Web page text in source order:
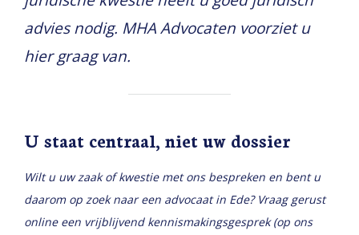
advies nodig. MHA Advocaten voorziet u
hier graag van.
U staat centraal, niet uw dossier
Wilt u uw zaak of kwestie met ons bespreken en bent u
daarom op zoek naar een advocaat in Ede? Vraag gerust
online een vrijblijvend kennismakingsgesprek (op ons